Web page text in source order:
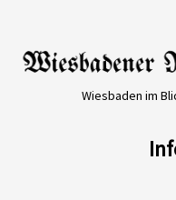
Wiesbaden im